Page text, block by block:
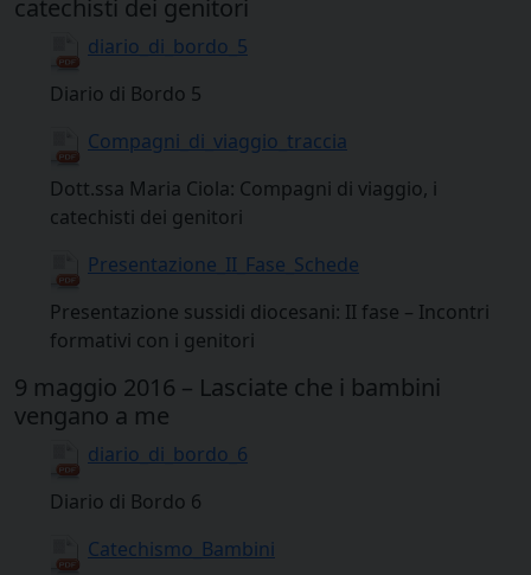
catechisti dei genitori
diario_di_bordo_5
Diario di Bordo 5
Compagni_di_viaggio_traccia
Dott.ssa Maria Ciola: Compagni di viaggio, i
catechisti dei genitori
Presentazione_II_Fase_Schede
Presentazione sussidi diocesani: II fase – Incontri
formativi con i genitori
9 maggio 2016 – Lasciate che i bambini
vengano a me
diario_di_bordo_6
Diario di Bordo 6
Catechismo_Bambini